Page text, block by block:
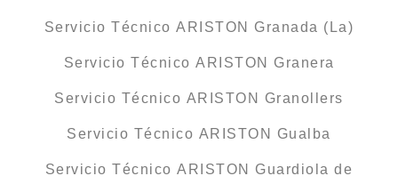
Servicio Técnico ARISTON Granada (La)
Servicio Técnico ARISTON Granera
Servicio Técnico ARISTON Granollers
Servicio Técnico ARISTON Gualba
Servicio Técnico ARISTON Guardiola de